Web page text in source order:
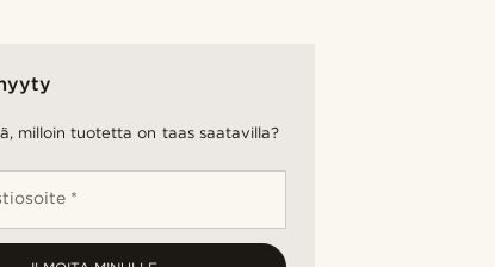
milloin tuotetta on taas saatavilla?
*